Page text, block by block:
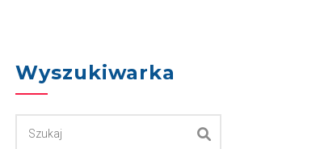
Wyszukiwarka